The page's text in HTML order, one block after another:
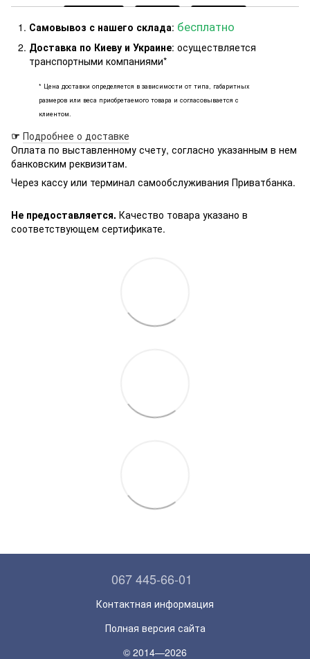
Самовывоз с нашего склада: бесплатно
Доставка по Киеву и Украине: осуществляется
транспортными компаниями*
* Цена доставки определяется в зависимости от типа, габаритных
размеров или веса приобретаемого товара и согласовывается с
клиентом.
☞ Подробнее о доставке
Оплата по выставленному счету, согласно указанным в нем
банковским реквизитам.
Через кассу или терминал самообслуживания Приватбанка.
Не предоставляется. Качество товара указано в
соответствующем сертификате.
067 445-66-01
Контактная информация
Полная версия сайта
© 2014—2026